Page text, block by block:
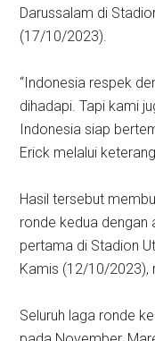
Darussalam di
(17/10/2023).
“Indonesia respek
dihadapi. Tapi kami
Indonesia siap
Erick melalui
Hasil tersebut
ronde kedua dengan
pertama di Stadion
Kamis (12/10/2023),
Seluruh laga ronde